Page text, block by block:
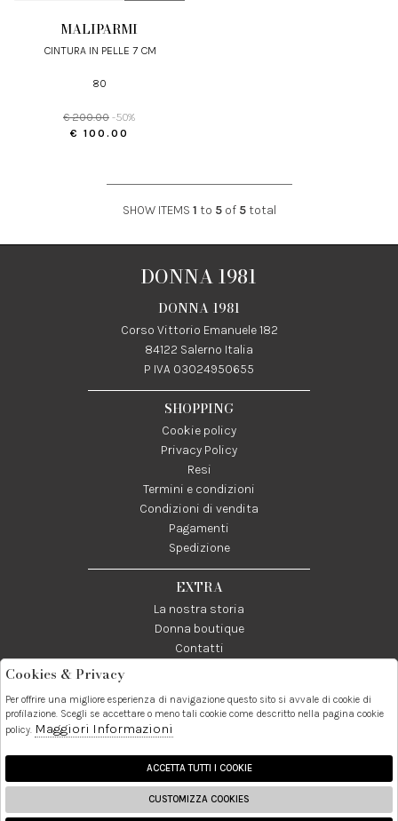
MALIPARMI
CINTURA IN PELLE 7 CM
80
€ 200.00 -50%
€ 100.00
SHOW ITEMS 1 to 5of 5total
DONNA 1981
DONNA 1981
Corso Vittorio Emanuele 182
84122 Salerno Italia
P IVA 03024950655
SHOPPING
Cookie policy
Privacy Policy
Resi
Termini e condizioni
Condizioni di vendita
Pagamenti
Spedizione
EXTRA
La nostra storia
Donna boutique
Contatti
Telefono:
089237858
Whatsapp:
3338855601
Contatti:
info@donna1981.it
Cookies & Privacy
Per offrire una migliore esperienza di navigazione questo sito si avvale di cookie di
profilazione. Scegli se accettare o meno tali cookie come descritto nella pagina cookie
policy. Maggiori Informazioni
ACCETTA TUTTI I COOKIE
CUSTOMIZZA COOKIES